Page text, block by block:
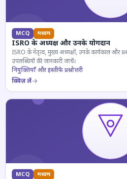
MCQ मध्यम
ISRO के अध्यक्ष और उनके योगदान
ISRO के नेतृत्व, मुख्य अध्यक्षों, उनके कार्यकाल और
उपलब्धियों की जानकारी जांचें।
नियुक्तियाँ और इस्तीफे प्रश्नोत्तरी
क्विज़ लें
MCQ मध्यम